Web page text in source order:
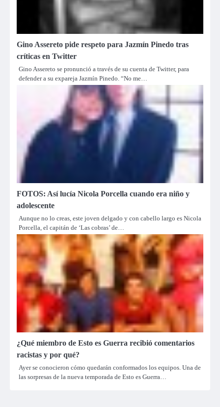
Gino Assereto pide respeto para Jazmín Pinedo tras
críticas en Twitter
Gino Assereto se pronunció a través de su cuenta de Twitter, para
defender a su expareja Jazmín Pinedo. “No me…
FOTOS: Así lucía Nicola Porcella cuando era niño y
adolescente
Aunque no lo creas, este joven delgado y con cabello largo es Nicola
Porcella, el capitán de ‘Las cobras’ de…
¿Qué miembro de Esto es Guerra recibió comentarios
racistas y por qué?
Ayer se conocieron cómo quedarán conformados los equipos. Una de
las sorpresas de la nueva temporada de Esto es Guerra…